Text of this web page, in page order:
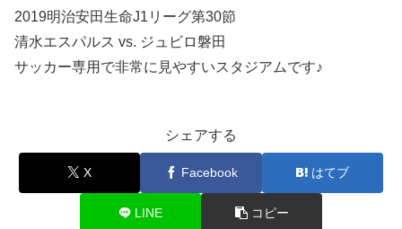
2019明治安田生命J1リーグ第30節
清水エスパルス vs. ジュビロ磐田
サッカー専用で非常に見やすいスタジアムです♪
シェアする
X Facebook はてブ
LINE コピー